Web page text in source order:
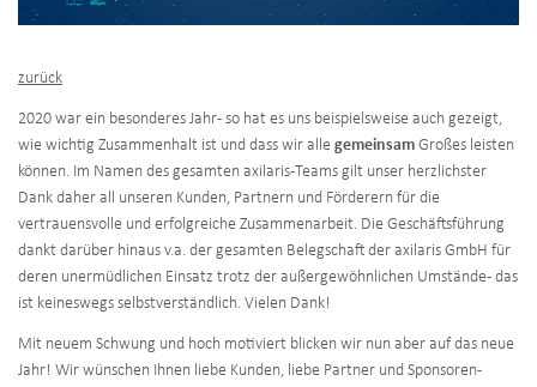
zurück
2020 war ein besonderes Jahr - so hat es uns beispielsweise auch gezeigt,
wie wichtig Zusammenhalt ist und dass wir alle gemeinsam Großes leisten
können. Im Namen des gesamten axilaris-Teams gilt unser herzlichster
Dank daher all unseren Kunden, Partnern und Förderern für die
vertrauensvolle und erfolgreiche Zusammenarbeit. Die Geschäftsführung
dankt darüber hinaus v.a. der gesamten Belegschaft der axilaris GmbH für
deren unermüdlichen Einsatz trotz der außergewöhnlichen Umstände - das
ist keineswegs selbstverständlich. Vielen Dank!
Mit neuem Schwung und hoch motiviert blicken wir nun aber auf das neue
Jahr! Wir wünschen Ihnen liebe Kunden, liebe Partner und Sponsoren-